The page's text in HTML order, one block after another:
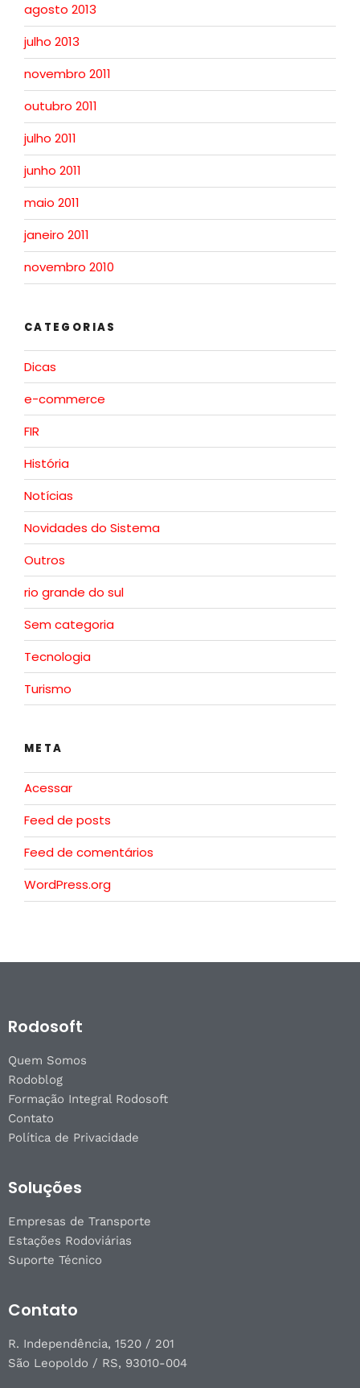
agosto 2013
julho 2013
novembro 2011
outubro 2011
julho 2011
junho 2011
maio 2011
janeiro 2011
novembro 2010
CATEGORIAS
Dicas
e-commerce
FIR
História
Notícias
Novidades do Sistema
Outros
rio grande do sul
Sem categoria
Tecnologia
Turismo
META
Acessar
Feed de posts
Feed de comentários
WordPress.org
Rodosoft
Quem Somos
Rodoblog
Formação Integral Rodosoft
Contato
Política de Privacidade
Soluções
Empresas de Transporte
Estações Rodoviárias
Suporte Técnico
Contato
R. Independência, 1520 / 201
São Leopoldo / RS, 93010-004